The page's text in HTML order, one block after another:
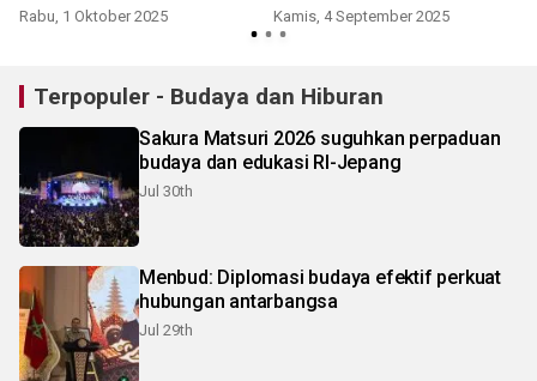
Rabu, 1 Oktober 2025 Kamis, 4 September 2025
Terpopuler - Budaya dan Hiburan
Sakura Matsuri 2026 suguhkan perpaduan
budaya dan edukasi RI-Jepang
Jul 30th
Menbud: Diplomasi budaya efektif perkuat
hubungan antarbangsa
Jul 29th